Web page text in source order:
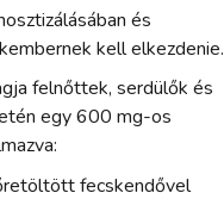
és
kell elkezdenie.
felnőttek, serdülők és
egy 600 mg-os
fecskendővel